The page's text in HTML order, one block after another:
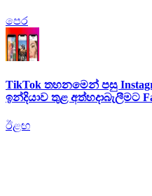
පෙර
TikTok තහනමෙන් පසු
ඉන්දියාව තුළ අත්හදාබැලීමට
ඊළඟ